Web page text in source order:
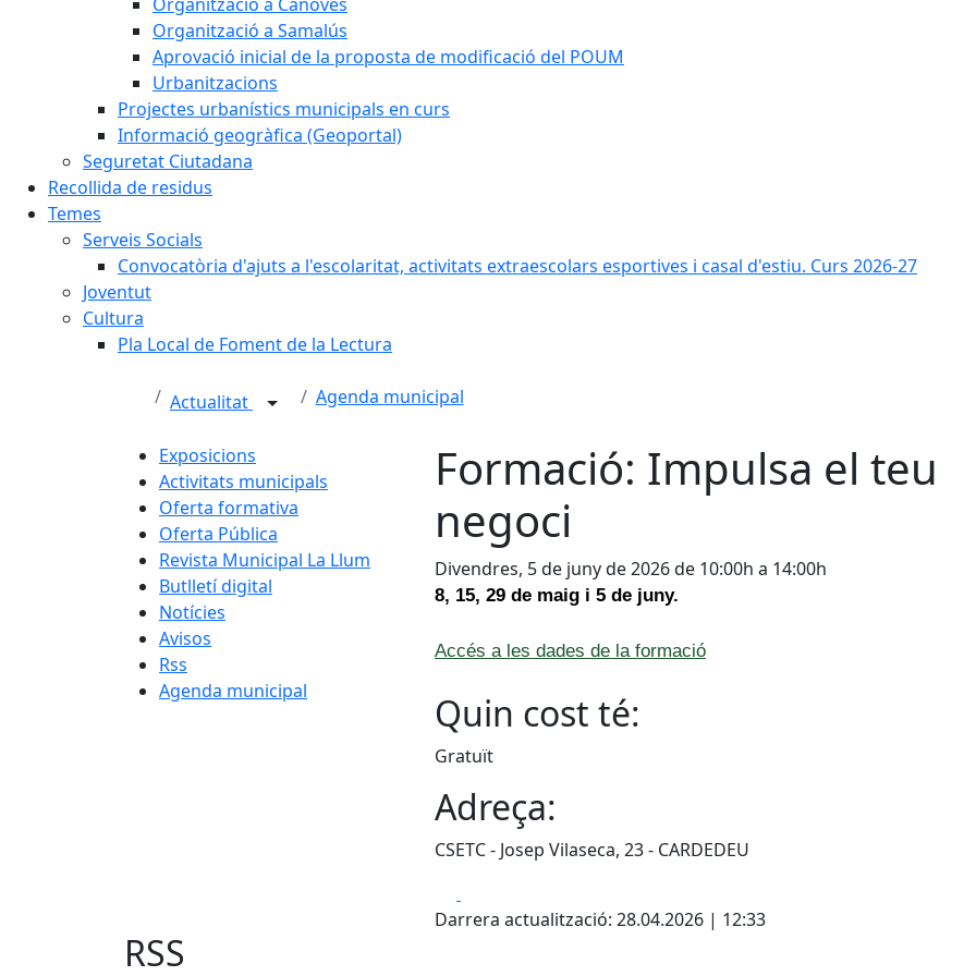
Organització a Samalús
Aprovació inicial de la proposta de modificació del POUM
Urbanitzacions
Projectes urbanístics municipals en curs
Informació geogràfica (Geoportal)
Seguretat Ciutadana
Recollida de residus
Temes
Serveis Socials
Convocatòria d'ajuts a l'escolaritat, activitats extraescolars esportives i casal d'estiu. Curs 2026-27
Joventut
Cultura
Pla Local de Foment de la Lectura
Actualitat Agenda municipal
Exposicions
Activitats municipals
Oferta formativa
Oferta Pública
Revista Municipal La Llum
Butlletí digital
Notícies
Avisos
Rss
Agenda municipal
Formació: Impulsa el teu
negoci
Divendres, 5 de juny de 2026 de 10:00h a 14:00h
8, 15, 29 de maig i 5 de juny.
Accés a les dades de la formació
Quin cost té:
Gratuït
Adreça:
CSETC - Josep Vilaseca, 23 - CARDEDEU
Darrera actualització: 28.04.2026 | 12:33
RSS